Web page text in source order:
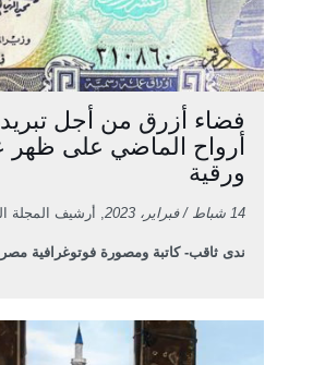
فضاء أزرق من أجل تبريد
أرواح الماضي على ظهر
ورقية
14 شباط / فبراير، 2023 , أرشيف المجلة
ندى ثاقب- كاتبة ومصورة فوتوغرافية